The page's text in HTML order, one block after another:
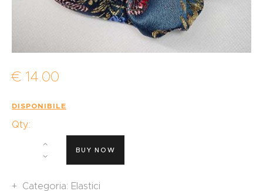
€ 14.00
DISPONIBILE
Qty.:
BUY NOW
Categoria: Elastici